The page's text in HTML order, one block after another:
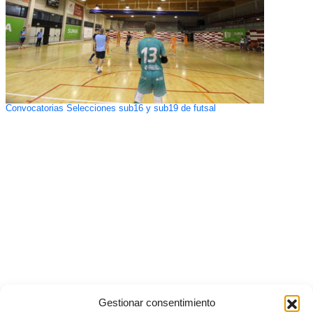
Gestionar consentimiento
Convocatorias Selecciones sub16 y sub19 de futsal